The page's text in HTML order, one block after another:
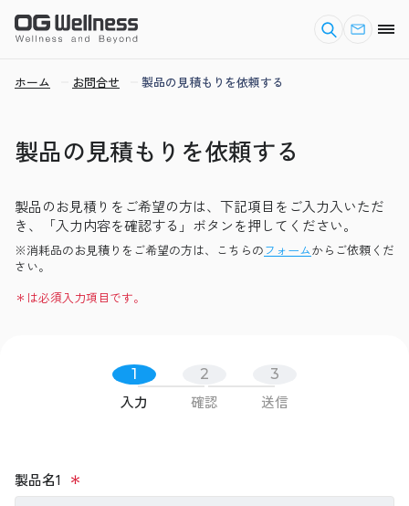
ホーム お問合せ 製品の見積もりを依頼する
製品の見積もりを依頼する
製品のお見積りをご希望の方は、下記項目をご入力入いただ
き、「入力内容を確認する」ボタンを押してください。
※消耗品のお見積りをご希望の方は、こちらのフォームからご依頼くだ
さい。
＊は必須入力項目です。
1
入力
2
確認
3
送信
製品名1